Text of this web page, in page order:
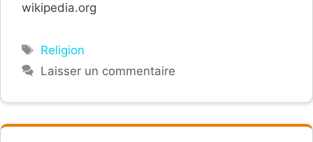
wikipedia.org
Étiquettes
Religion
Laisser un commentaire